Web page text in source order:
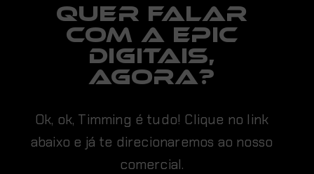
Quer falar
com a EPIC
digitais,
AGORA?
Ok, ok, Timming é tudo! Clique no link
abaixo e já te direcionaremos ao nosso
comercial.